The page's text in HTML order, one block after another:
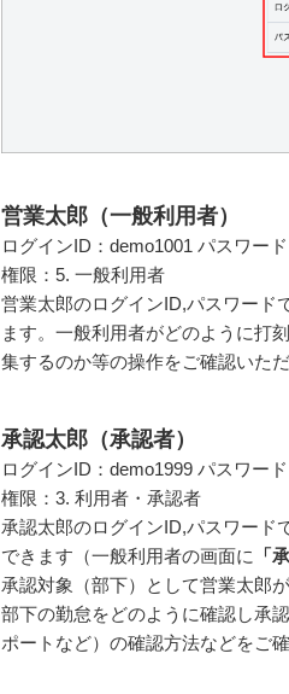
営業太郎（一般利用者）
ログインID：demo1001 パスワー
権限：5. 一般利用者
営業太郎のログインID,パスワード
ます。一般利用者がどのように打
集するのか等の操作をご確認いただ
承認太郎（承認者）
ログインID：demo1999 パスワー
権限：3. 利用者・承認者
承認太郎のログインID,パスワード
できます（一般利用者の画面に
「
承認対象（部下）として営業太郎
部下の勤怠をどのように確認し承
ポートなど）の確認方法などをご